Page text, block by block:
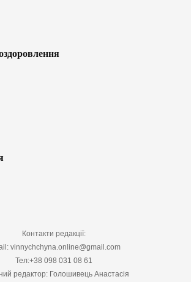
Контакти редакції:
vinnychchyna.online@gmail.com
Тел:+38 098 031 08 61
редактор: Голошивець Анастасія